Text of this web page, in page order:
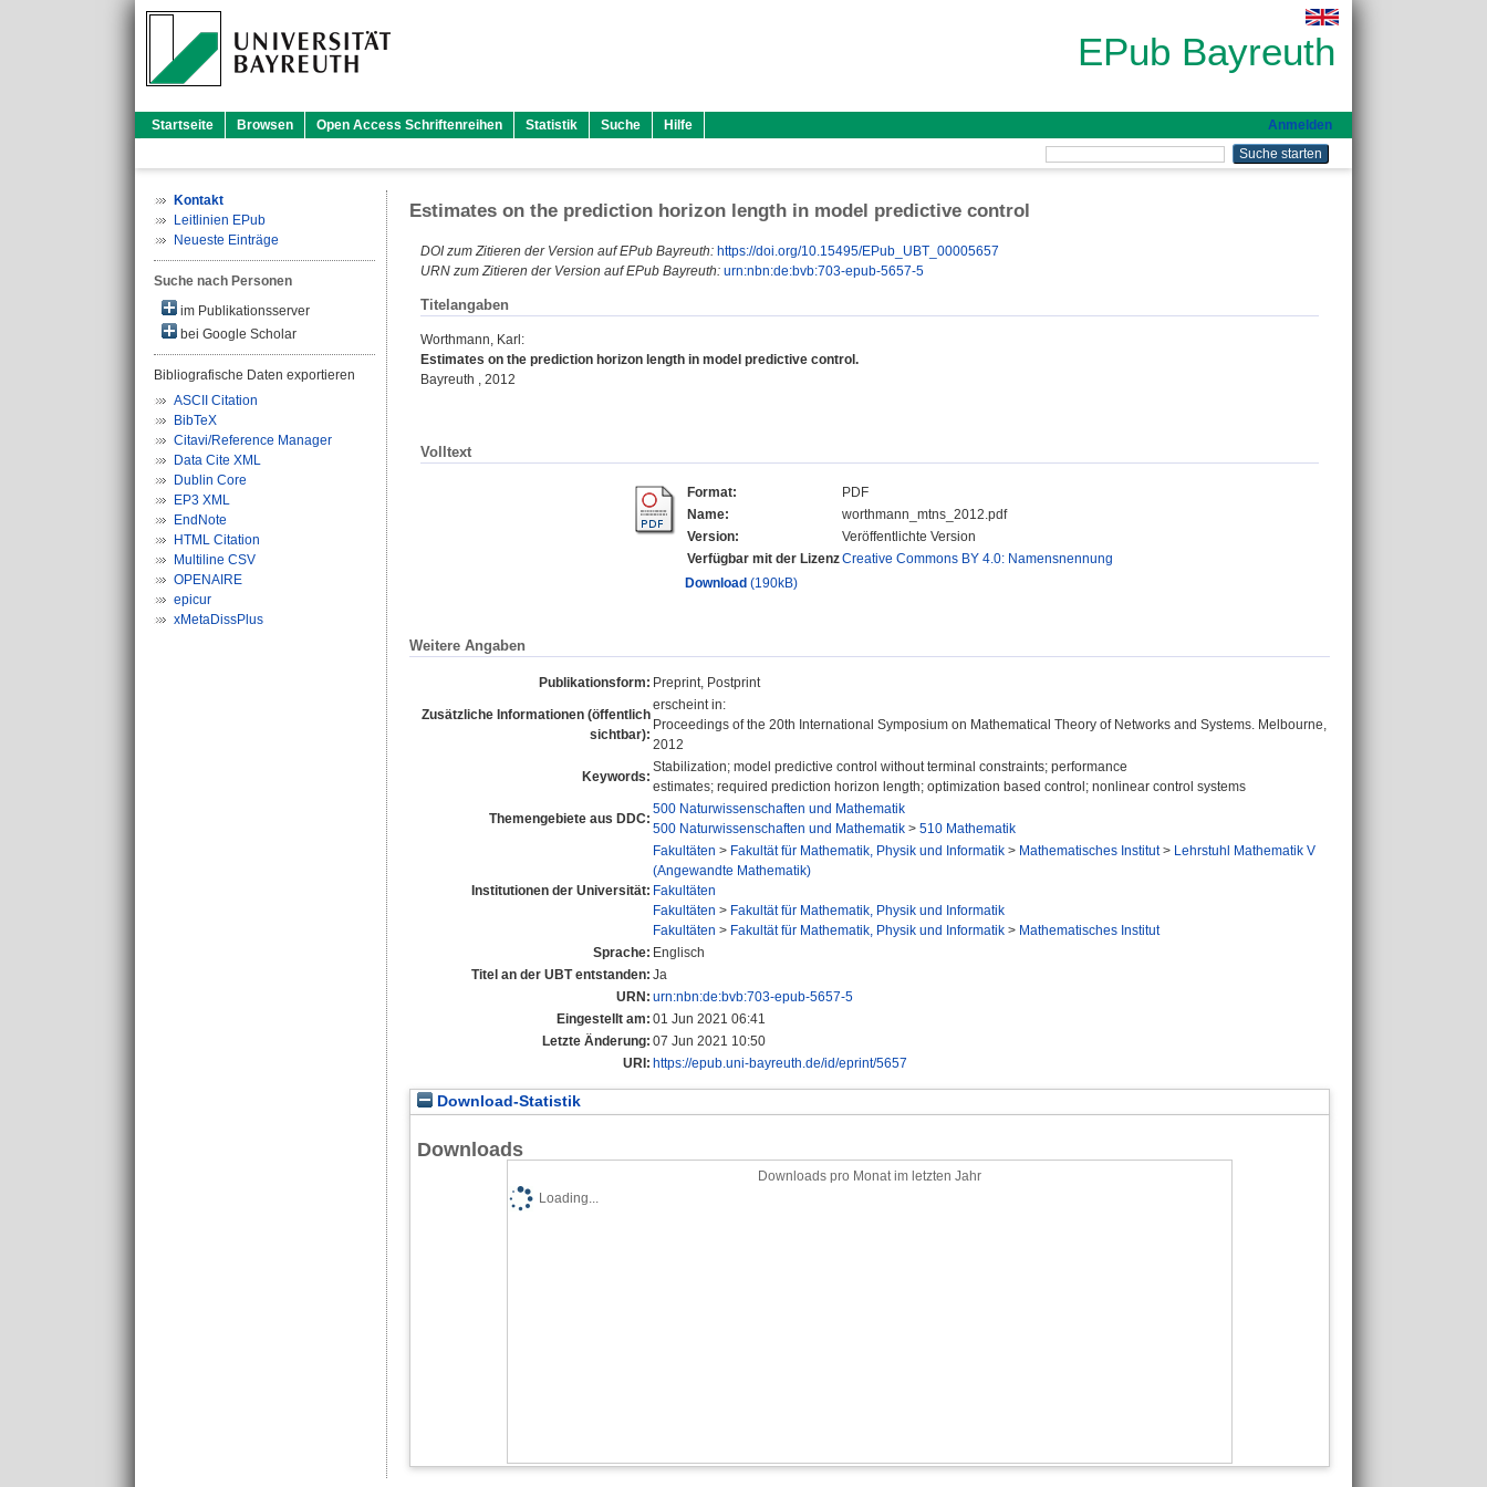
EPub Bayreuth
Startseite Browsen Open Access Schriftenreihen Statistik Suche Hilfe Anmelden
Kontakt
Leitlinien EPub
Neueste Einträge
Suche nach Personen
im Publikationsserver
bei Google Scholar
Bibliografische Daten exportieren
ASCII Citation
BibTeX
Citavi/Reference Manager
Data Cite XML
Dublin Core
EP3 XML
EndNote
HTML Citation
Multiline CSV
OPENAIRE
epicur
xMetaDissPlus
Estimates on the prediction horizon length in model predictive control
DOI zum Zitieren der Version auf EPub Bayreuth: https://doi.org/10.15495/EPub_UBT_00005657
URN zum Zitieren der Version auf EPub Bayreuth: urn:nbn:de:bvb:703-epub-5657-5
Titelangaben
Worthmann, Karl :
Estimates on the prediction horizon length in model predictive control.
Bayreuth , 2012
Volltext
Format:
PDF
Name:
worthmann_mtns_2012.pdf
Version:
Veröffentlichte Version
Verfügbar mit der LizenzCreative Commons BY 4.0: Namensnennung
Download (190kB)
Weitere Angaben
Publikationsform: Preprint, Postprint
Zusätzliche Informationen (öffentlich
sichtbar):
erscheint in:
Proceedings of the 20th International Symposium on Mathematical Theory of Networks and Systems. Melbourne,
2012
Keywords:
Stabilization; model predictive control without terminal constraints; performance
estimates; required prediction horizon length; optimization based control; nonlinear control systems
Themengebiete aus DDC:
500 Naturwissenschaften und Mathematik
500 Naturwissenschaften und Mathematik > 510 Mathematik
Institutionen der Universität:
Fakultäten > Fakultät für Mathematik, Physik und Informatik > Mathematisches Institut> Lehrstuhl Mathematik V
(Angewandte Mathematik)
Fakultäten
Fakultäten > Fakultät für Mathematik, Physik und Informatik
Fakultäten > Fakultät für Mathematik, Physik und Informatik > Mathematisches Institut
Sprache: Englisch
Titel an der UBT entstanden: Ja
URN: urn:nbn:de:bvb:703-epub-5657-5
Eingestellt am: 01 Jun 2021 06:41
Letzte Änderung: 07 Jun 2021 10:50
URI: https://epub.uni-bayreuth.de/id/eprint/5657
Download-Statistik
Downloads
Downloads pro Monat im letzten Jahr
Loading...